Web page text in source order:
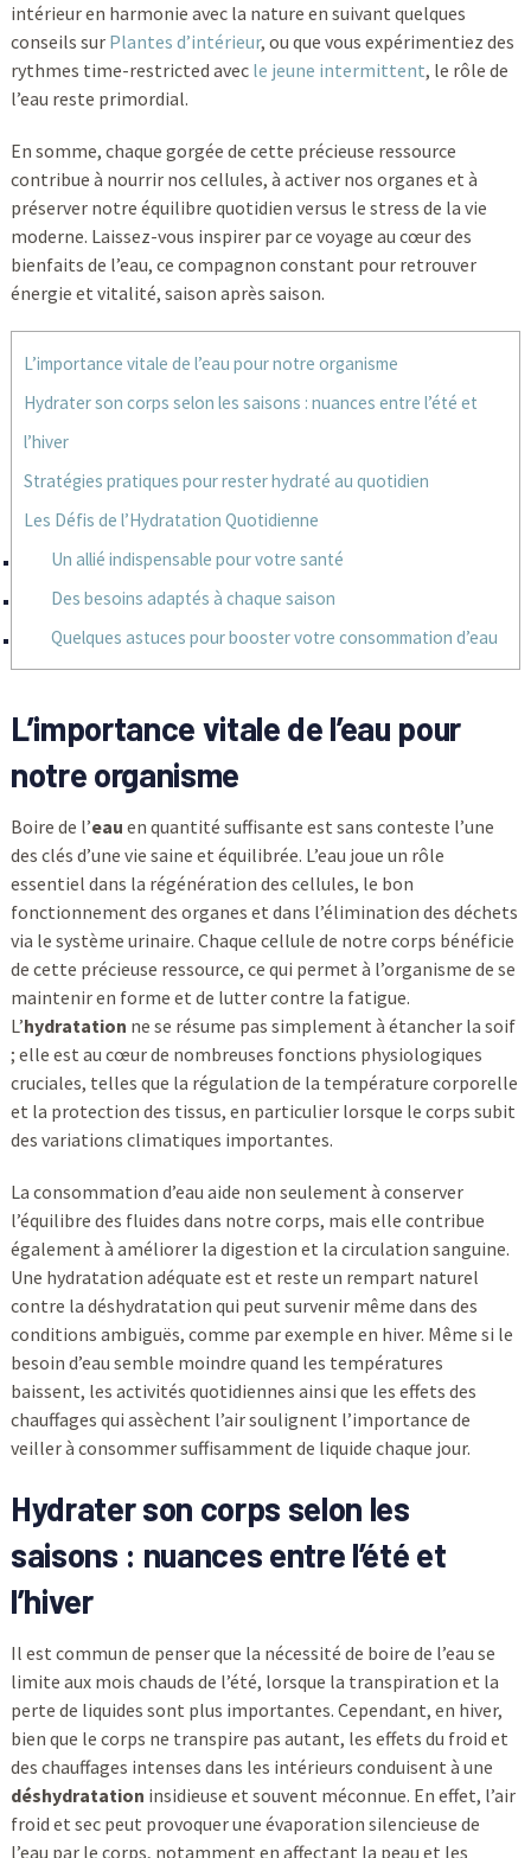
intérieur en harmonie avec la nature en suivant quelques
conseils sur Plantes d’intérieur, ou que vous expérimentiez des
rythmes time-restricted avec le jeune intermittent, le rôle de
l’eau reste primordial.
En somme, chaque gorgée de cette précieuse ressource
contribue à nourrir nos cellules, à activer nos organes et à
préserver notre équilibre quotidien versus le stress de la vie
moderne. Laissez-vous inspirer par ce voyage au cœur des
bienfaits de l’eau, ce compagnon constant pour retrouver
énergie et vitalité, saison après saison.
L’importance vitale de l’eau pour notre organisme
Hydrater son corps selon les saisons : nuances entre l’été et
l’hiver
Stratégies pratiques pour rester hydraté au quotidien
Les Défis de l’Hydratation Quotidienne
Un allié indispensable pour votre santé
Des besoins adaptés à chaque saison
Quelques astuces pour booster votre consommation d’eau
L’importance vitale de l’eau pour
notre organisme
Boire de l’eau en quantité suffisante est sans conteste l’une
des clés d’une vie saine et équilibrée. L’eau joue un rôle
essentiel dans la régénération des cellules, le bon
fonctionnement des organes et dans l’élimination des déchets
via le système urinaire. Chaque cellule de notre corps bénéficie
de cette précieuse ressource, ce qui permet à l’organisme de se
maintenir en forme et de lutter contre la fatigue.
L’hydratation ne se résume pas simplement à étancher la soif
; elle est au cœur de nombreuses fonctions physiologiques
cruciales, telles que la régulation de la température corporelle
et la protection des tissus, en particulier lorsque le corps subit
des variations climatiques importantes.
La consommation d’eau aide non seulement à conserver
l’équilibre des fluides dans notre corps, mais elle contribue
également à améliorer la digestion et la circulation sanguine.
Une hydratation adéquate est et reste un rempart naturel
contre la déshydratation qui peut survenir même dans des
conditions ambiguës, comme par exemple en hiver. Même si le
besoin d’eau semble moindre quand les températures
baissent, les activités quotidiennes ainsi que les effets des
chauffages qui assèchent l’air soulignent l’importance de
veiller à consommer suffisamment de liquide chaque jour.
Hydrater son corps selon les
saisons : nuances entre l’été et
l’hiver
Il est commun de penser que la nécessité de boire de l’eau se
limite aux mois chauds de l’été, lorsque la transpiration et la
perte de liquides sont plus importantes. Cependant, en hiver,
bien que le corps ne transpire pas autant, les effets du froid et
des chauffages intenses dans les intérieurs conduisent à une
déshydratation insidieuse et souvent méconnue. En effet, l’air
froid et sec peut provoquer une évaporation silencieuse de
l’eau par le corps, notamment en affectant la peau et les